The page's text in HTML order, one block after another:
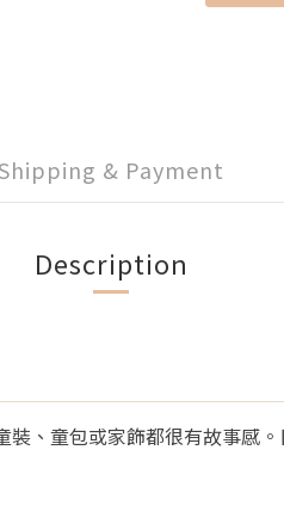
& Payment
Description
、童包或家飾都很有故事感